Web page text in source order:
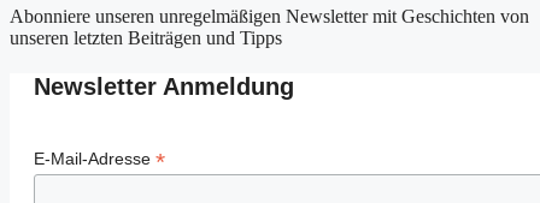
Abonniere unseren unregelmäßigen Newsletter mit Geschichten von
unseren letzten Beiträgen und Tipps
Newsletter Anmeldung
E-Mail-Adresse *